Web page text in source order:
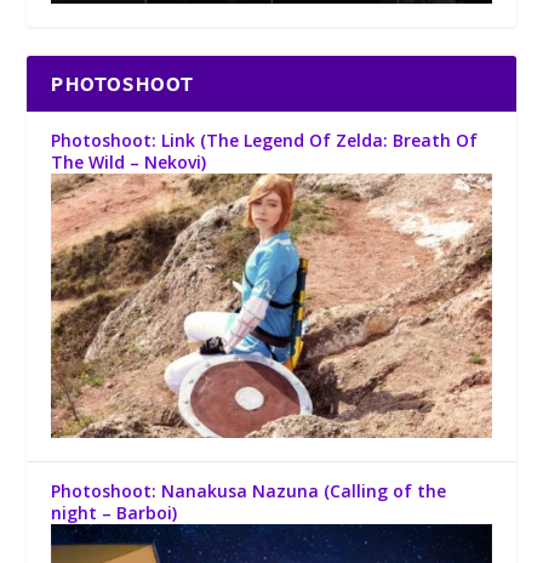
PHOTOSHOOT
Photoshoot: Link (The Legend Of Zelda: Breath Of
The Wild – Nekovi)
Photoshoot: Nanakusa Nazuna (Calling of the
night – Barboi)